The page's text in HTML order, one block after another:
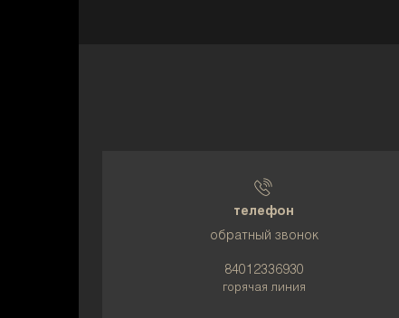
телефон
обратный звонок
84012336930
горячая линия